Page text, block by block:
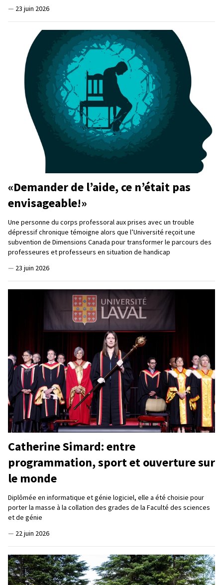
— 23 juin 2026
«Demander de l’aide, ce n’était pas
envisageable!»
Une personne du corps professoral aux prises avec un trouble
dépressif chronique témoigne alors que l’Université reçoit une
subvention de Dimensions Canada pour transformer le parcours des
professeures et professeurs en situation de handicap
— 23 juin 2026
Catherine Simard: entre
programmation, sport et ouverture sur
le monde
Diplômée en informatique et génie logiciel, elle a été choisie pour
porter la masse à la collation des grades de la Faculté des sciences
et de génie
— 22 juin 2026